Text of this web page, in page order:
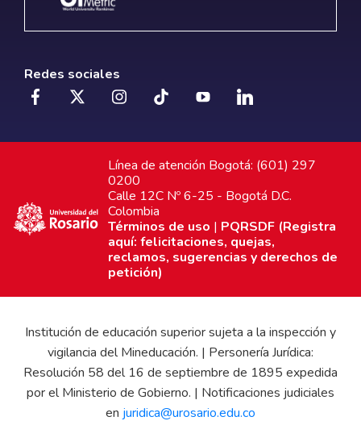
Redes sociales
Línea de atención Bogotá: (601) 297
0200
Calle 12C Nº 6-25 - Bogotá D.C.
Colombia
Términos de uso | PQRSDF (Registra
aquí: felicitaciones, quejas,
reclamos, sugerencias y derechos de
petición)
Institución de educación superior sujeta a la inspección y
vigilancia del Mineducación. | Personería Jurídica:
Resolución 58 del 16 de septiembre de 1895 expedida
por el Ministerio de Gobierno. | Notificaciones judiciales
en juridica@urosario.edu.co